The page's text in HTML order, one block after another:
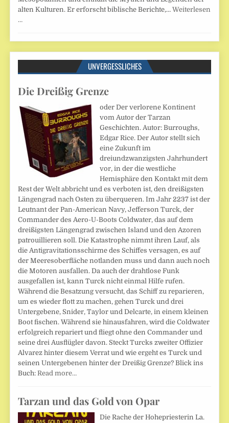
alten Kulturen. Er erforscht biblische Berichte,…Weiterlesen
…
UNVERGESSLICHES
Die Dreißig Grenze
oder Der verlorene Kontinent
vom Autor der Tarzan
Geschichten. Autor: Burroughs,
Edgar Rice. Der Autor stellt sich
eine Zukunft im
dreiundzwanzigsten Jahrhundert
vor, in der die westliche
Hemisphäre den Kontakt mit dem
Rest der Welt abbricht und es verboten ist, den dreißigsten
Längengrad nach Osten zu überqueren. Im Jahr 2237 ist der
Leutnant der Pan-American Navy, Jefferson Turck, der
Commander des Aero-U-Boots Coldwater, das auf dem
dreißigsten Längengrad zwischen Island und den Azoren
patrouillieren soll. Die Katastrophe nimmt ihren Lauf, als
die Antigravitationsschirme des Schiffes versagen, es auf
der Meeresoberfläche notlanden muss und dann auch noch
die Motoren ausfallen. Da auch der drahtlose Funk
ausgefallen ist, kann Turck nicht einmal Hilfe rufen.
Während die Besatzung versucht, das Schiff zu reparieren,
um es wieder flott zu machen, gehen Turck und drei
Untergebene, Snider, Taylor und Delcarte, in einem kleinen
Boot fischen. Während sie hinausfahren, wird die Coldwater
erfolgreich repariert und fliegt ohne den Commander und
seine drei Ausflügler davon. Steckt Turcks zweiter Offizier
Alvarez hinter diesem Verrat und wie ergeht es Turck und
seinen Untergebenen hinter der Dreißig Grenze? Blick ins
Buch:Read more…
Tarzan und das Gold von Opar
Die Rache der Hohepriesterin La.